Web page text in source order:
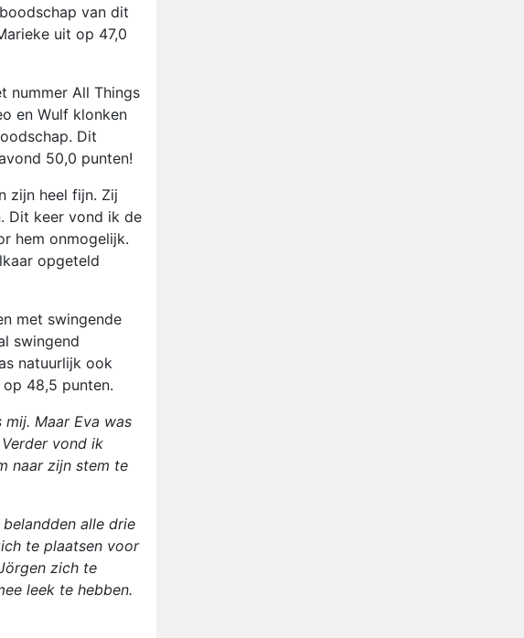
van dit
uit op 47,0
nummer All Things
en Wulf klonken
Dit
50,0 punten!
zijn heel fijn. Zij
Dit keer vond ik de
hem onmogelijk.
opgeteld
met swingende
swingend
natuurlijk ook
48,5 punten.
Maar Eva was
vond ik
naar zijn stem te
alle drie
te plaatsen voor
zich te
leek te hebben.